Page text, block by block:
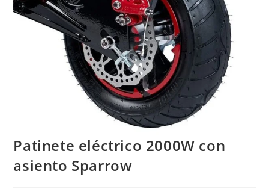
Patinete eléctrico 2000W con
asiento Sparrow